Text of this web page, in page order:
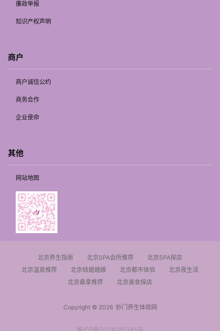
廉政举报
知识产权声明
商户
商户诚信公约
商务合作
企业使命
其他
网站地图
北京养生指南 北京SPA会所推荐
北京SPA探店
北京温泉推荐
北京结婚婚嫁 北京都市体验
北京夜生活
北京桑拿推荐
北京美食探店
Copyright © 2026妙门养生体验网